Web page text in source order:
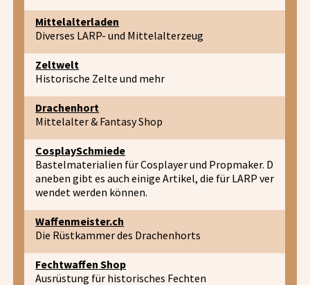
Mittelalterladen
Diverses LARP- und Mittelalterzeug
Zeltwelt
Historische Zelte und mehr
Drachenhort
Mittelalter & Fantasy Shop
CosplaySchmiede
Bastelmaterialien für Cosplayer und Propmaker. D
aneben gibt es auch einige Artikel, die für LARP ver
wendet werden können.
Waffenmeister.ch
Die Rüstkammer des Drachenhorts
Fechtwaffen Shop
Ausrüstung für historisches Fechten